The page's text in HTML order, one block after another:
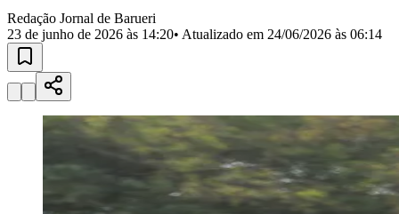
AldeiaAldeia da SerraAldeia de Barueri
JubranBelvalBethaville Boa
RegiãoCotia
Militar Itapevi
CalifórniaJardim dos Altos
EsperançaJardim GrazielaJardim IracemaJardim ItaquitiJardim
Jardim Líbano Jardim Maria Cristina Jardim Maria Helena
Jardim
Jardim ParaísoJardim PaulistaJardim Reginalice
Jardim São
Jardim São Pedro Jardim São SilvestreJardim Silveira
Jardim
Jardim Tupanci Mutinga Nova AldeinhaOsasco Parque dos
Parque Imperial Parque Santa LuziaParque Viana Pirapora
Redação Jornal de Barueri
23 de junho de 2026 às 14:20• Atualizado em 24/06/2026 às 06:14